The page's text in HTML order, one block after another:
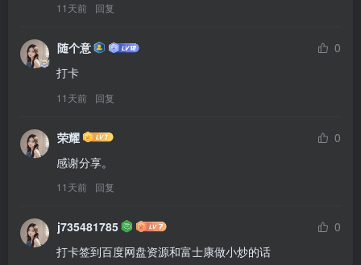
11天前 回复
随个意
0
打卡
11天前 回复
荣耀
0
感谢分享。
11天前 回复
j735481785
0
打卡签到百度网盘资源和富士康做小炒的话